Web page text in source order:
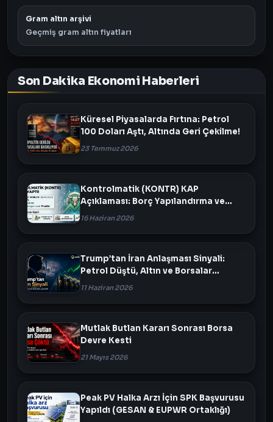
Gram altın arşivi
Geçmiş gram altın fiyatları
Son Dakika Ekonomi Haberleri
Küresel Piyasalarda Fırtına: Petrol
100 Doları Aştı, Altında Geri Çekilme!
23 Temmuz 2026
Kontrolmatik (KONTR) KAP
Açıklaması: Borç Yapılandırma ve
Varlık Satışı Masada
16 Haziran 2026
Trump’tan İran Anlaşması Sinyali:
Petrol Düştü, Altın ve Borsalar
Yükseldi
11 Haziran 2026
Mutlak Butlan Kararı Sonrası Borsa
Devre Kesti
21 Mayıs 2026
Peak PV Halka Arzı İçin SPK Başvurusu
Yapıldı (GESAN & EUPWR Ortaklığı)